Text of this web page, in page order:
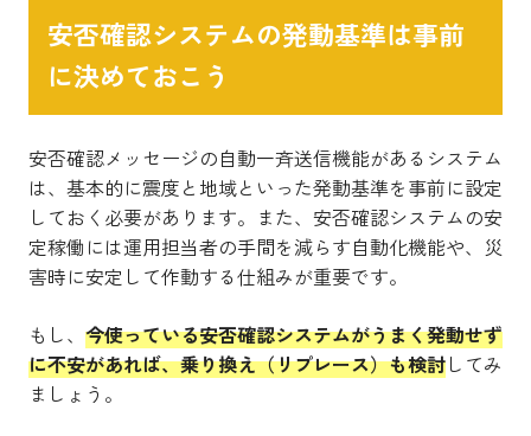
安否確認システムの発動基準は事前
に決めておこう
安否確認メッセージの自動一斉送信機能があるシステム
は、基本的に震度と地域といった発動基準を事前に設定
しておく必要があります。また、安否確認システムの安
定稼働には運用担当者の手間を減らす自動化機能や、災
害時に安定して作動する仕組みが重要です。
もし、 今使っている安否確認システムがうまく発動せず
に不安があれば、乗り換え（リプレース）も検討してみ
ましょう。